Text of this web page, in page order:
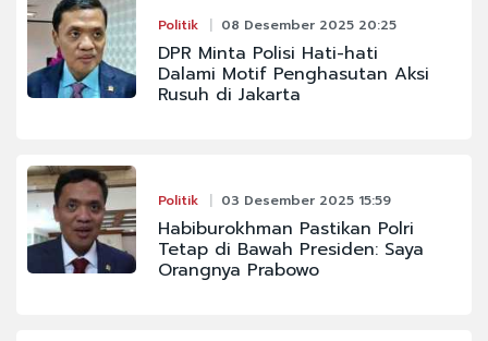
Politik 08 Desember 2025 20:25
DPR Minta Polisi Hati-hati
Dalami Motif Penghasutan Aksi
Rusuh di Jakarta
Politik 03 Desember 2025 15:59
Habiburokhman Pastikan Polri
Tetap di Bawah Presiden: Saya
Orangnya Prabowo